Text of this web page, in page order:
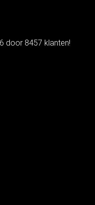
door 8457 klanten!